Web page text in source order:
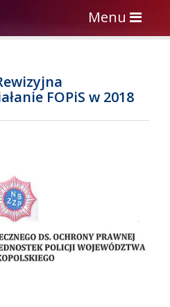
Toggle
navigation
Menu
FOPiS w 2018